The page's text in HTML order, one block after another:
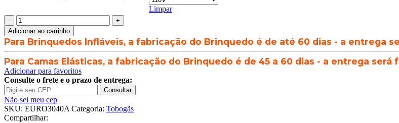
Limpar
Tobogã
Inflável
Titanic
Especial
3,5m
x
7m
x
4,5m
quantidade
Adicionar ao carrinho
Para Brinquedos Infláveis, a fabricação do Brinquedo é de até 60 dias - a entrega
Para Camas Elásticas, a fabricação do Brinquedo é de 45 a 60 dias - a entrega será
Adicionar para favoritos
Consulte o frete e o prazo de entrega:
Consultar
Não sei meu cep
SKU: EURO3040A Categoria: Tobogãs
Compartilhar: